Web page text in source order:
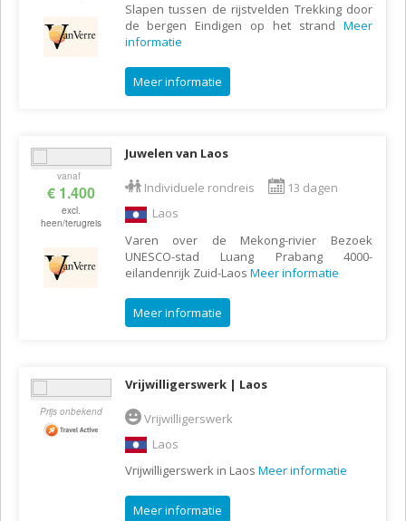
Slapen tussen de rijstvelden Trekking door
de bergen Eindigen op het strand Meer
informatie
Meer informatie
vanaf
€ 1.400
excl.
heen/terugreis
Juwelen van Laos
Individuele rondreis
13 dagen
Laos
Varen over de Mekong-rivier Bezoek
UNESCO-stad Luang Prabang 4000-
eilandenrijk Zuid-Laos Meer informatie
Meer informatie
Prijs onbekend
Vrijwilligerswerk | Laos
Vrijwilligerswerk
Laos
Vrijwilligerswerk in Laos Meer informatie
Meer informatie